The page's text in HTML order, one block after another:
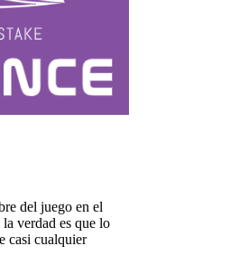
del juego en el
verdad es que lo
casi cualquier